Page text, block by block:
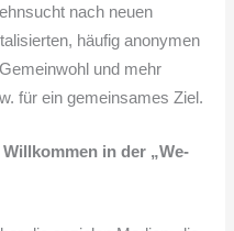
nach neuen
häufig anonymen
und mehr
für ein gemeinsames Ziel.
in der „We-